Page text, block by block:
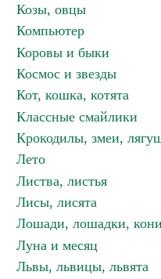
Козы, овцы
Компьютер
Коровы и быки
Космос и звезды
Кот, кошка, котята
Классные смайлики
Крокодилы, змеи,
Лето
Листва, листья
Лисы, лисята
Лошади, лошадки,
Луна и месяц
Львы, львицы, львята